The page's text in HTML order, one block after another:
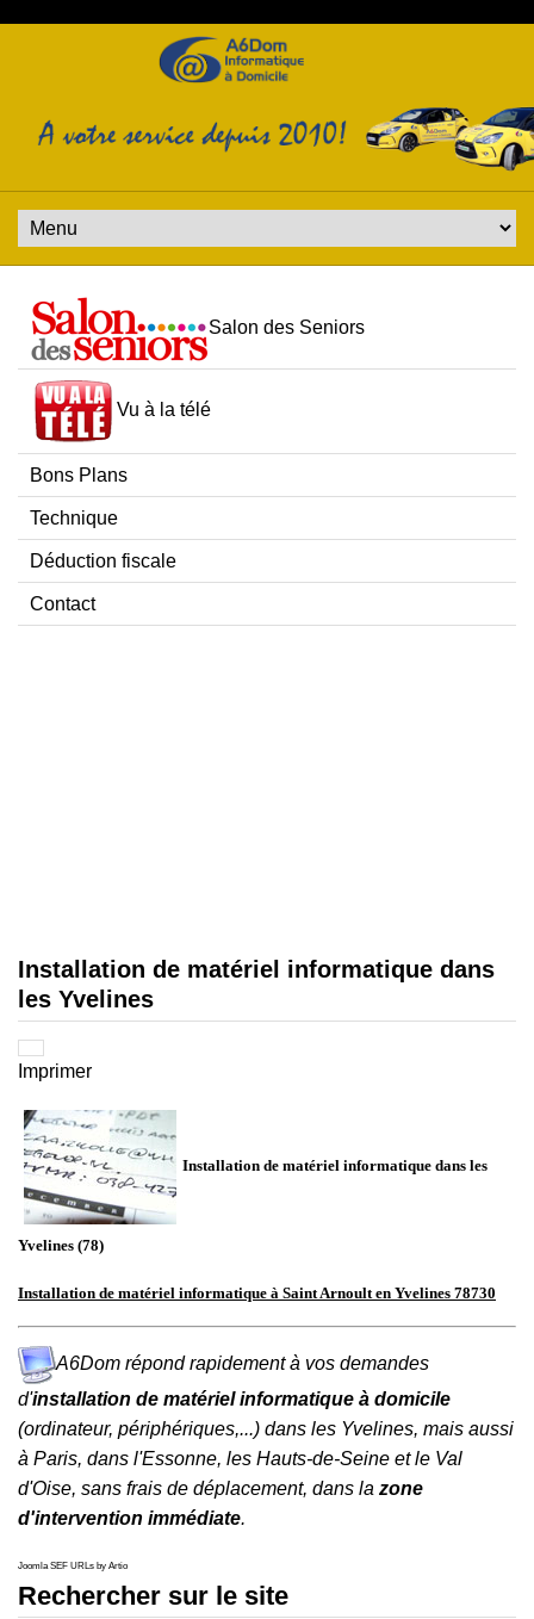
Salon des Seniors
Vu à la télé
Bons Plans
Technique
Déduction fiscale
Contact
Installation de matériel informatique dans
les Yvelines
Imprimer
Installation de matériel informatique dans les
Yvelines (78)
Installation de matériel informatique à Saint Arnoult en Yvelines 78730
A6Dom répond rapidement à vos demandes
d'installation de matériel informatique à domicile
(ordinateur, périphériques,...) dans les Yvelines, mais aussi
à Paris, dans l'Essonne, les Hauts-de-Seine et le Val
d'Oise, sans frais de déplacement, dans la zone
d'intervention immédiate.
Joomla SEF URLs by Artio
Rechercher sur le site